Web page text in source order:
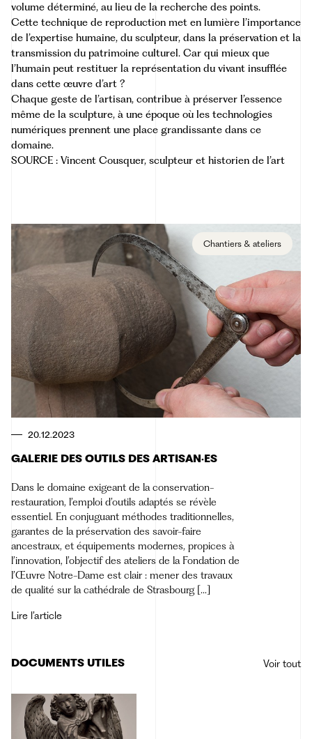
volume déterminé, au lieu de la recherche des points.
Cette technique de reproduction met en lumière l’importance
de l’expertise humaine, du sculpteur, dans la préservation et la
transmission du patrimoine culturel. Car qui mieux que
l’humain peut restituer la représentation du vivant insufflée
dans cette œuvre d’art ?
Chaque geste de l’artisan, contribue à préserver l’essence
même de la sculpture, à une époque où les technologies
numériques prennent une place grandissante dans ce
domaine.
SOURCE : Vincent Cousquer, sculpteur et historien de l’art
Chantiers & ateliers
20.12.2023
GALERIE DES OUTILS DES ARTISAN·ES
Dans le domaine exigeant de la conservation-
restauration, l’emploi d’outils adaptés se révèle
essentiel. En conjuguant méthodes traditionnelles,
garantes de la préservation des savoir-faire
ancestraux, et équipements modernes, propices à
l’innovation, l’objectif des ateliers de la Fondation de
l’Œuvre Notre-Dame est clair : mener des travaux
de qualité sur la cathédrale de Strasbourg […]
Lire l’article
DOCUMENTS UTILES Voir tout